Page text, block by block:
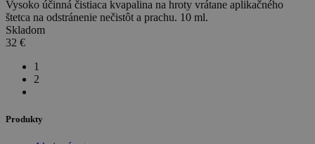
Vysoko účinná čistiaca kvapalina na hroty vrátane aplikačného
štetca na odstránenie nečistôt a prachu. 10 ml.
Skladom
32 €
1
2
Produkty